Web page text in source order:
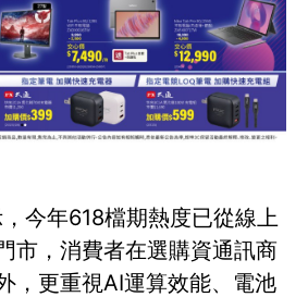
今年618檔期熱度已從線上
市，消費者在選購資通訊商
，更重視AI運算效能、電池